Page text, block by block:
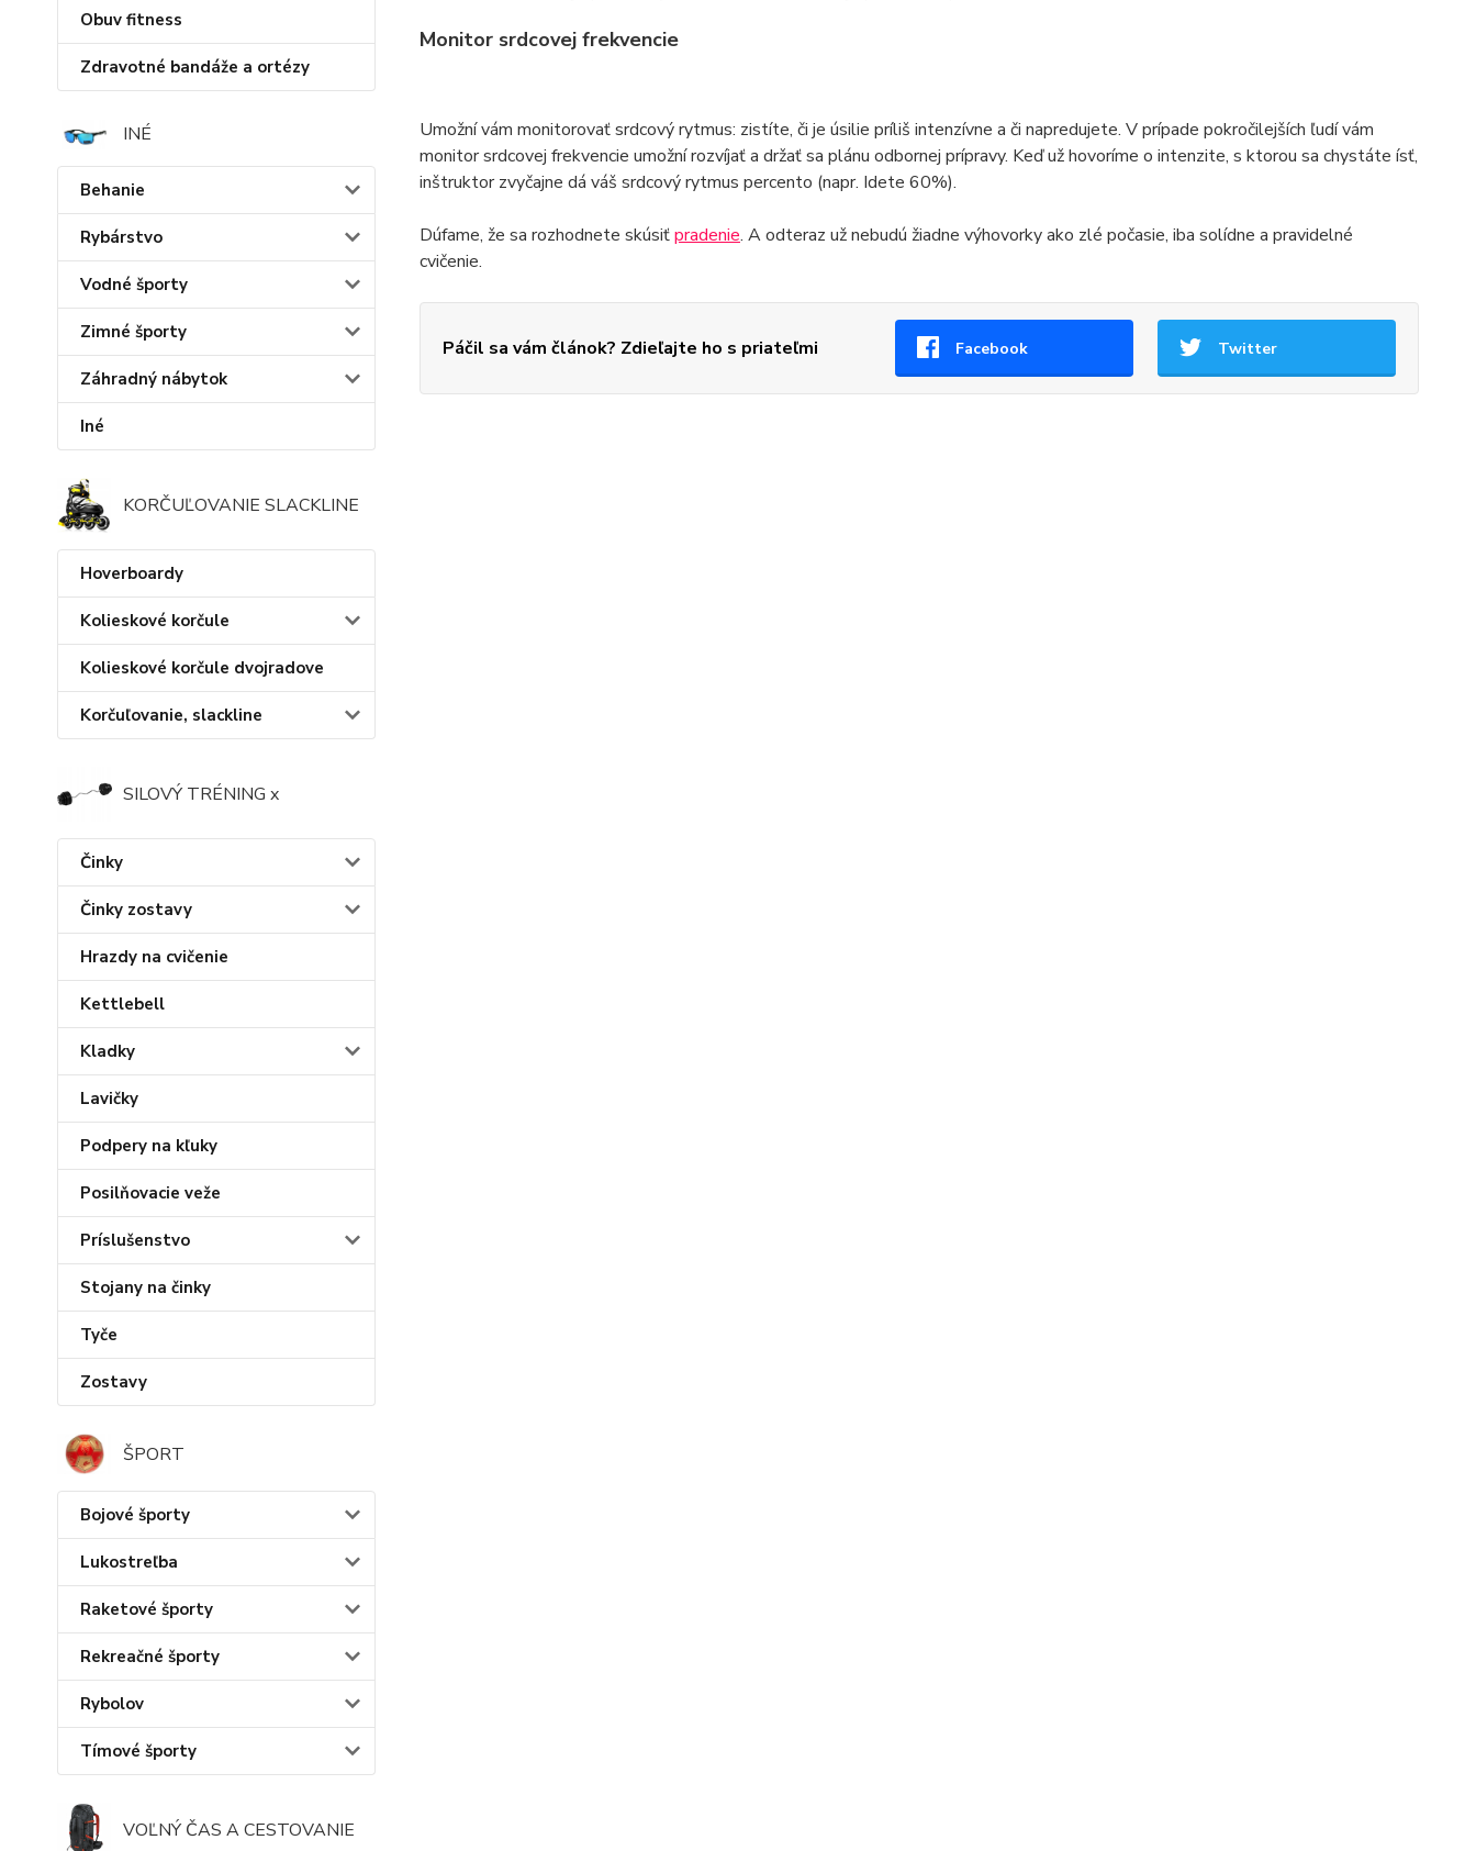
Obuv fitness
Zdravotné bandáže a ortézy
INÉ
Behanie
Rybárstvo
Vodné športy
Zimné športy
Záhradný nábytok
Iné
KORČUĽOVANIE SLACKLINE
Hoverboardy
Kolieskové korčule
Kolieskové korčule dvojradove
Korčuľovanie, slackline
SILOVÝ TRÉNING x
Činky
Činky zostavy
Hrazdy na cvičenie
Kettlebell
Kladky
Lavičky
Podpery na kľuky
Posilňovacie veže
Príslušenstvo
Stojany na činky
Tyče
Zostavy
ŠPORT
Bojové športy
Lukostreľba
Raketové športy
Rekreačné športy
Rybolov
Tímové športy
VOĽNÝ ČAS A CESTOVANIE
Monitor srdcovej frekvencie
Umožní vám monitorovať srdcový rytmus: zistíte, či je úsilie príliš intenzívne a či napredujete. V prípade pokročilejších ľudí vám
monitor srdcovej frekvencie umožní rozvíjať a držať sa plánu odbornej prípravy. Keď už hovoríme o intenzite, s ktorou sa chystáte ísť,
inštruktor zvyčajne dá váš srdcový rytmus percento (napr. Idete 60%).
Dúfame, že sa rozhodnete skúsiťpradenie. A odteraz už nebudú žiadne výhovorky ako zlé počasie, iba solídne a pravidelné
cvičenie.
Páčil sa vám článok? Zdieľajte ho s priateľmi Facebook Twitter